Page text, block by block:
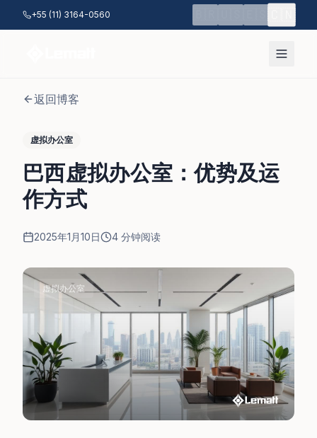
跳至主要内容+55 (11) 3164-0560 🇪🇸🇨🇳
返回博客
虚拟办公室
巴西虚拟办公室：优势及运
作方式
2025年1月10日 4 分钟阅读
虚拟办公室